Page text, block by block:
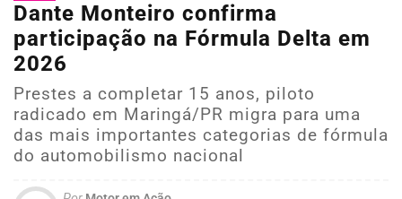
Dante Monteiro confirma
participação na Fórmula Delta em
2026
Prestes a completar 15 anos, piloto
radicado em Maringá/PR migra para uma
das mais importantes categorias de fórmula
do automobilismo nacional